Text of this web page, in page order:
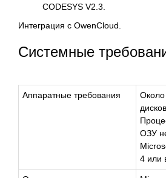
CODESYS V2.3.
Интеграция с OwenCloud.
Системные
Аппаратные требования
ОЗУ
4 или